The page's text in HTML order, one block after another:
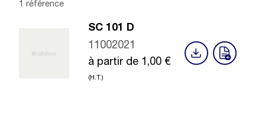
1 référence
SC 101 D
11002021
à partir de 1,00 €
(H.T.)